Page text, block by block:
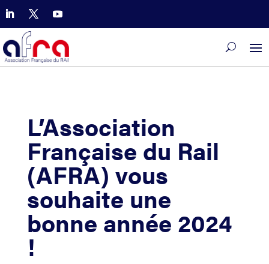
L’Association
Française du Rail
(AFRA) vous
souhaite une
bonne année 2024
!